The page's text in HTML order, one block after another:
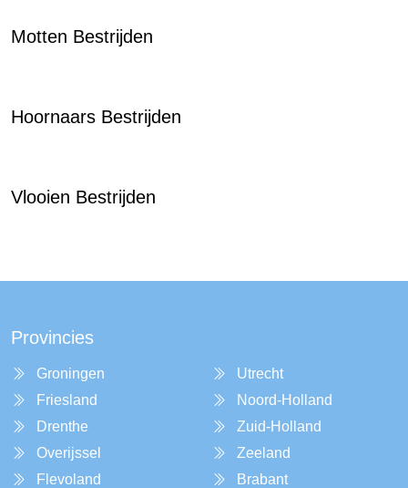
Motten Bestrijden
Hoornaars Bestrijden
Vlooien Bestrijden
Provincies
Groningen
Friesland
Drenthe
Overijssel
Flevoland
Utrecht
Noord-Holland
Zuid-Holland
Zeeland
Brabant